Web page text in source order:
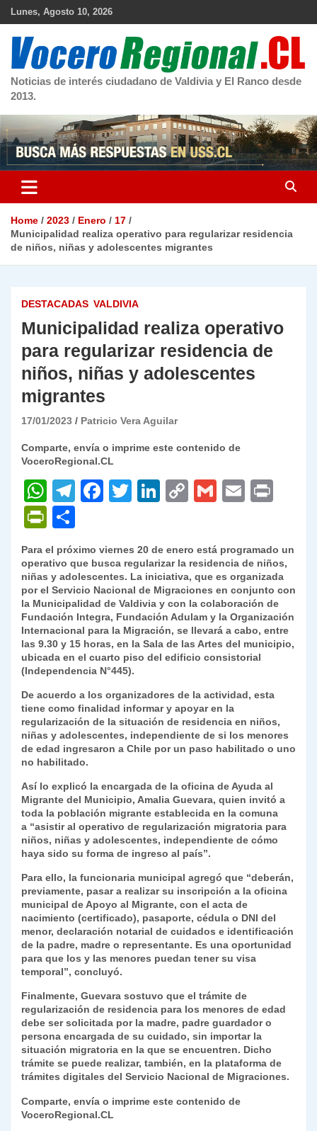
Skip
Lunes, Agosto 10, 2026
Noticias de interés ciudadano de Valdivia y El Ranco desde
2013.
Home 2023 Enero
17
Municipalidad realiza operativo para regularizar residencia
de niños, niñas y adolescentes migrantes
DESTACADAS VALDIVIA
Municipalidad realiza operativo
para regularizar residencia de
niños, niñas y adolescentes
migrantes
17/01/2023 Patricio Vera Aguilar
Comparte, envía o imprime este contenido de
VoceroRegional.CL
W
h
at
s
A
p
p
T
gr
a
m
F
e
b
o
o
k
T
er
Li
e
dI
n
C
y
Li
n
k
G
l
E
l
P
ri
nt
Fr
ie
n
dl
y
o
m
p
ar
tir
Para el próximo viernes 20 de enero está programado un
operativo que busca regularizar la residencia de niños,
niñas y adolescentes. La iniciativa, que es organizada
por el Servicio Nacional de Migraciones en conjunto con
la Municipalidad de Valdivia y con la colaboración de
Fundación Integra, Fundación Adulam y la Organización
Internacional para la Migración, se llevará a cabo, entre
las 9.30 y 15 horas, en la Sala de las Artes del municipio,
ubicada en el cuarto piso del edificio consistorial
(Independencia N°445).
De acuerdo a los organizadores de la actividad, esta
tiene como finalidad informar y apoyar en la
regularización de la situación de residencia en niños,
niñas y adolescentes, independiente de si los menores
de edad ingresaron a Chile por un paso habilitado o uno
no habilitado.
Así lo explicó la encargada de la oficina de Ayuda al
Migrante del Municipio, Amalia Guevara, quien invitó a
toda la población migrante establecida en la comuna
a “asistir al operativo de regularización migratoria para
niños, niñas y adolescentes, independiente de cómo
haya sido su forma de ingreso al país”.
Para ello, la funcionaria municipal agregó que “deberán,
previamente, pasar a realizar su inscripción a la oficina
municipal de Apoyo al Migrante, con el acta de
nacimiento (certificado), pasaporte, cédula o DNI del
menor, declaración notarial de cuidados e identificación
de la padre, madre o representante. Es una oportunidad
para que los y las menores puedan tener su visa
temporal”, concluyó.
Finalmente, Guevara sostuvo que el trámite de
regularización de residencia para los menores de edad
debe ser solicitada por la madre, padre guardador o
persona encargada de su cuidado, sin importar la
situación migratoria en la que se encuentren. Dicho
trámite se puede realizar, también, en la plataforma de
trámites digitales del Servicio Nacional de Migraciones.
Comparte, envía o imprime este contenido de
VoceroRegional.CL